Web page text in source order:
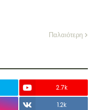
Παλαιότερη
2.7k
1.2k